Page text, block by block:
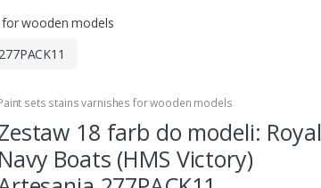
wooden models
sets stains varnishes for wooden models
18 farb do modeli: Royal
Navy Boats (HMS Victory)